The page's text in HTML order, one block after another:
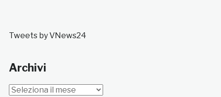
Tweets by VNews24
Archivi
Archivi